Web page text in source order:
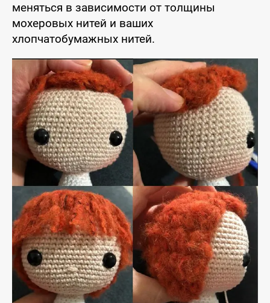
меняться в зависимости от толщины
мохеровых нитей и ваших
хлопчатобумажных нитей.